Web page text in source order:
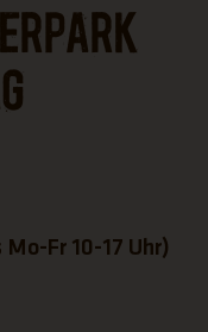
Fr 10-17 Uhr)